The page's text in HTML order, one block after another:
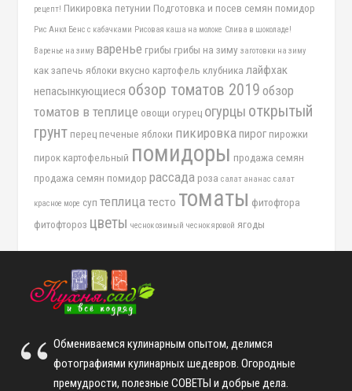
рецепт! Пикировка петунии Подготовка и посев семян помидор
Рис Анкл Бенс с кабачками Рисовая каша на молоке Слива в шоколаде!
Варенье на зиму варенье грибы грибы на зиму заготовки на зиму
как запечь яблоки вкусно картофель клубника лайфхак
непасынкующиеся обзор томатов 2019 обзор
томатов в теплице овощи огурец огурцы открытый
грунт перец печеные яблоки пикировка пирог пирожки
пирок картофельный помидоры продажа семян
продажа семян помидор рассада роза салат ананас салат
красное море суп теплица тесто томаты фитофтора
фитофтороз цветы чеснок озимый чеснок яровой ягоды
Обмениваемся кулинарным опытом, делимся
фотографиями кулинарных шедевров. Огородные
премудрости, полезные СОВЕТЫ и добрые дела.